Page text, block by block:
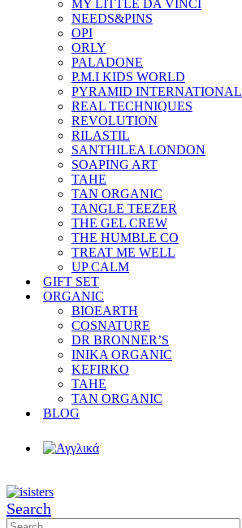
MY LITTLE DA VINCI
NEEDS&PINS
OPI
ORLY
PALADONE
P.M.I KIDS WORLD
PYRAMID INTERNATIONAL
REAL TECHNIQUES
REVOLUTION
RILASTIL
SANTHILEA LONDON
SOAPING ART
TAHE
TAN ORGANIC
TANGLE TEEZER
THE GEL CREW
THE HUMBLE CO
TREAT ME WELL
UP CALM
GIFT SET
ORGANIC
BIOEARTH
COSNATURE
DR BRONNER’S
INIKA ORGANIC
KEFIRKO
TAHE
TAN ORGANIC
BLOG
Search